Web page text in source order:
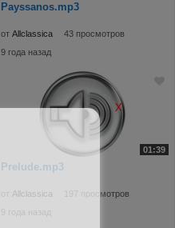
Payssanos.mp3
от Allclassica
43 просмотров
9 года назад
01:39
Prelude.mp3
от Allclassica
197 просмотров
9 года назад
X